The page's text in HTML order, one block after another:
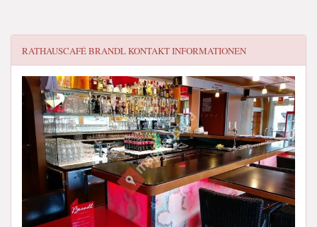
RATHAUSCAFÉ BRANDLKONTAKT INFORMATIONEN